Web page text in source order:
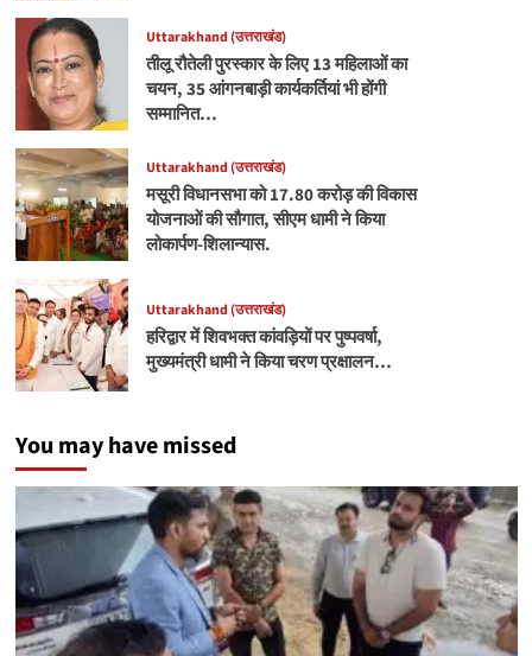
Uttarakhand (उत्तराखंड)
तीलू रौतेली पुरस्कार के लिए 13 महिलाओं का
चयन, 35 आंगनबाड़ी कार्यकर्तियां भी होंगी
सम्मानित…
Uttarakhand (उत्तराखंड)
मसूरी विधानसभा को 17.80 करोड़ की विकास
योजनाओं की सौगात, सीएम धामी ने किया
लोकार्पण-शिलान्यास.
Uttarakhand (उत्तराखंड)
हरिद्वार में शिवभक्त कांवड़ियों पर पुष्पवर्षा,
मुख्यमंत्री धामी ने किया चरण प्रक्षालन…
You may have missed